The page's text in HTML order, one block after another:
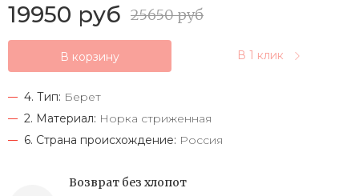
19950 руб 25650 руб
В корзину В 1 клик
4. Тип: Берет
2. Материал: Норка стриженная
6. Страна происхождение: Россия
Возврат без хлопот